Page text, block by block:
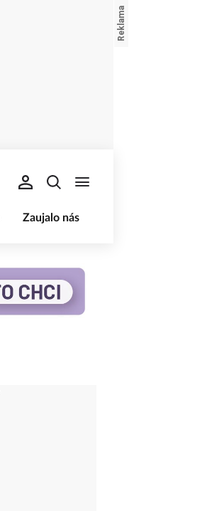
Zaujalo nás